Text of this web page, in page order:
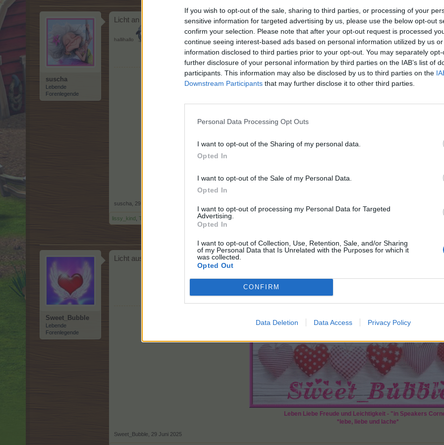
If you wish to opt-out of the sale, sharing to third parties, or processing of your
sensitive information for targeted advertising by us, please use the below opt-out
confirm your selection. Please note that after your opt-out request is processed
continue seeing interest-based ads based on personal information utilized by us
information disclosed to third parties prior to your opt-out. You may separately
further disclosure of your personal information by third parties on the IAB’s list of
participants. This information may also be disclosed by us to third parties on the
Downstream Participants that may further disclose it to other third parties.
Personal Data Processing Opt Outs
I want to opt-out of the Sharing of my personal data.
Opted In
I want to opt-out of the Sale of my Personal Data.
Opted In
I want to opt-out of processing my Personal Data for Targeted
Advertising.
Opted In
I want to opt-out of Collection, Use, Retention, Sale, and/or Sharing
of my Personal Data that Is Unrelated with the Purposes for which it
was collected.
Opted Out
CONFIRM
Data Deletion Data Access Privacy Policy
suscha
Lebende
Forenlegende
Licht an
hallihallo
Farmgründung 20.07.2010 / Farmpause Okt. 2014 - Okt. 2023 /
suscha 29 Juni 2025
lissy_kind Tammoo 1 weiteren Person
Sweet_Bubble
Lebende
Forenlegende
Licht aus .. huhuuuu ... freuuu
Leben Liebe Freude und Leichtigkeit - "in Speakers
*lebe, liebe und lache*
Sweet_Bubble 29 Juni 2025